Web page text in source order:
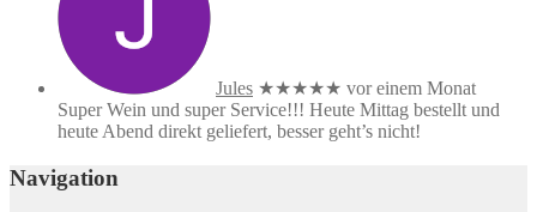
Jules ★★★★★ vor einem Monat
Super Wein und super Service!!! Heute Mittag bestellt und
heute Abend direkt geliefert, besser geht’s nicht!
Navigation